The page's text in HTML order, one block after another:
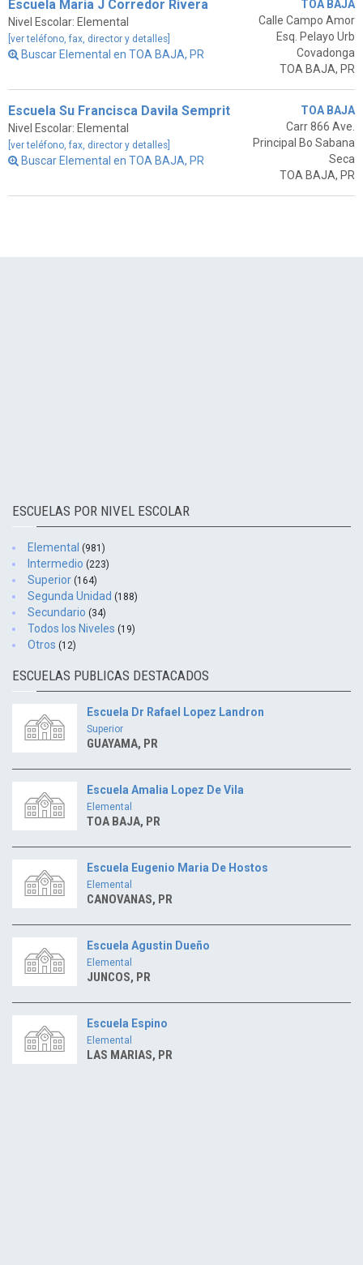
Escuela Maria J Corredor Rivera
Nivel Escolar: Elemental
[ver teléfono, fax, director y detalles]
Buscar Elemental en TOA BAJA, PR
TOA BAJA
Calle Campo Amor
Esq. Pelayo Urb
Covadonga
TOA BAJA, PR
Escuela Su Francisca Davila Semprit
Nivel Escolar: Elemental
[ver teléfono, fax, director y detalles]
Buscar Elemental en TOA BAJA, PR
TOA BAJA
Carr 866 Ave.
Principal Bo Sabana
Seca
TOA BAJA, PR
ESCUELAS POR NIVEL ESCOLAR
Elemental (981)
Intermedio (223)
Superior (164)
Segunda Unidad (188)
Secundario (34)
Todos los Niveles (19)
Otros (12)
ESCUELAS PUBLICAS DESTACADOS
Escuela Dr Rafael Lopez Landron
Superior
GUAYAMA, PR
Escuela Amalia Lopez De Vila
Elemental
TOA BAJA, PR
Escuela Eugenio Maria De Hostos
Elemental
CANOVANAS, PR
Escuela Agustin Dueño
Elemental
JUNCOS, PR
Escuela Espino
Elemental
LAS MARIAS, PR